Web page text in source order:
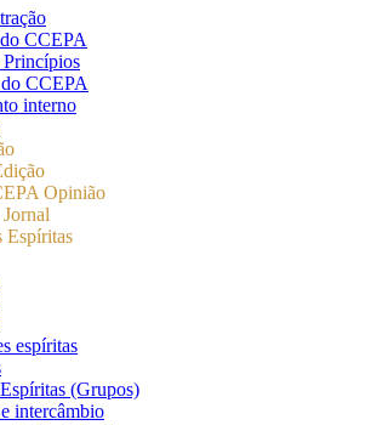
CCEPA
Princípios
CCEPA
interno
Opinião
Espíritas
espíritas
(Grupos)
intercâmbio